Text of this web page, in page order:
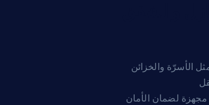
الأسرّة والخزائن
مجهزة لضمان الأمان